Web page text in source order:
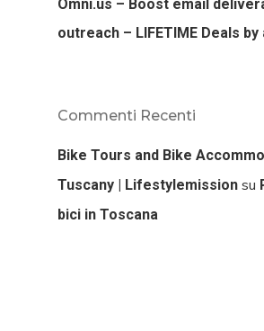
Omni.us – Boost email
outreach – LIFETIME Deals by
Commenti Recenti
Bike Tours and Bike
Tuscany | Lifestylemission su
bici in Toscana